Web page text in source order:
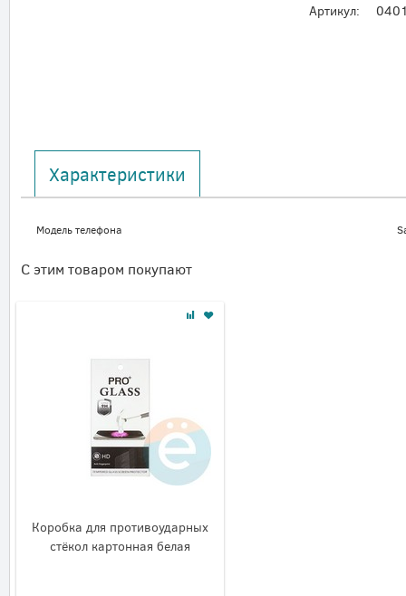
Артикул:
Характеристики
Модель телефона
С этим товаром покупают
Коробка для противоударных
стёкол картонная белая